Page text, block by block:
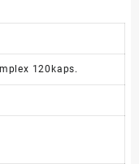
120kaps.